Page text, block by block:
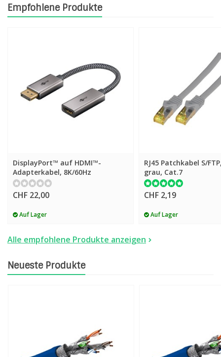
Empfohlene Produkte
DisplayPort™ auf HDMI™-
Adapterkabel, 8K/60Hz
CHF 22,00
Auf Lager
RJ45 Patchkabel S/
grau, Cat.7
CHF 2,19
Auf Lager
Alle empfohlene Produkte anzeigen
Neueste Produkte